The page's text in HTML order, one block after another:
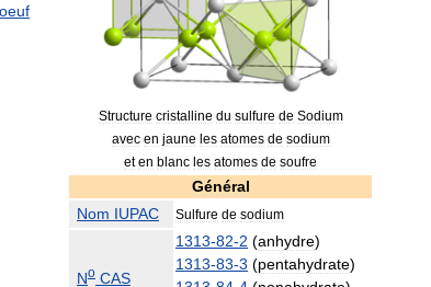
Structure cristalline du sulfure de Sodium
avec en jaune les atomes de sodium
et en blanc les atomes de soufre
Général
Nom IUPAC Sulfure de sodium
No CAS
1313-82-2 (anhydre)
1313-83-3 (pentahydrate)
oeuf